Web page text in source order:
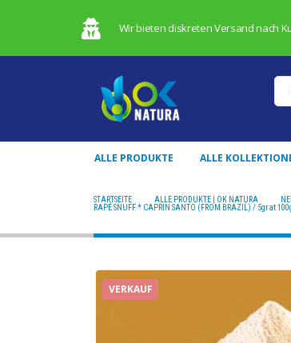
Wir bieten diskreten Versand nach
ALLE PRODUKTE ALLE
STARTSEITE ALLE PRODUKTE | OK NATURA
RAPÉ SNUFF * CAPRIN SANTO (FROM BRAZIL) / 5gr at
VERKAUF